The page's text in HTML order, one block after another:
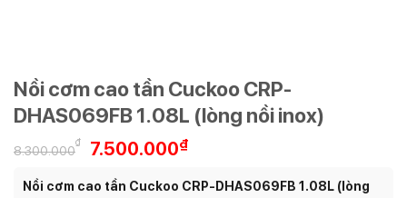
Nồi cơm cao tần Cuckoo CRP-
DHAS069FB 1.08L (lòng nồi inox)
8.300.000
₫
Giá
là:
7.500.000₫
tại
Nồi cơm cao tần Cuckoo CRP-DHAS069FB 1.08L (lòng